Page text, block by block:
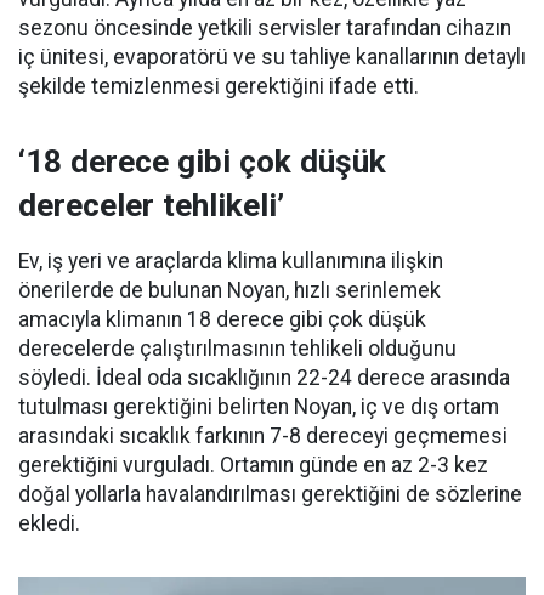
sezonu öncesinde yetkili servisler tarafından cihazın
iç ünitesi, evaporatörü ve su tahliye kanallarının detaylı
şekilde temizlenmesi gerektiğini ifade etti.
‘18 derece gibi çok düşük
dereceler tehlikeli’
Ev, iş yeri ve araçlarda klima kullanımına ilişkin
önerilerde de bulunan Noyan, hızlı serinlemek
amacıyla klimanın 18 derece gibi çok düşük
derecelerde çalıştırılmasının tehlikeli olduğunu
söyledi. İdeal oda sıcaklığının 22-24 derece arasında
tutulması gerektiğini belirten Noyan, iç ve dış ortam
arasındaki sıcaklık farkının 7-8 dereceyi geçmemesi
gerektiğini vurguladı. Ortamın günde en az 2-3 kez
doğal yollarla havalandırılması gerektiğini de sözlerine
ekledi.